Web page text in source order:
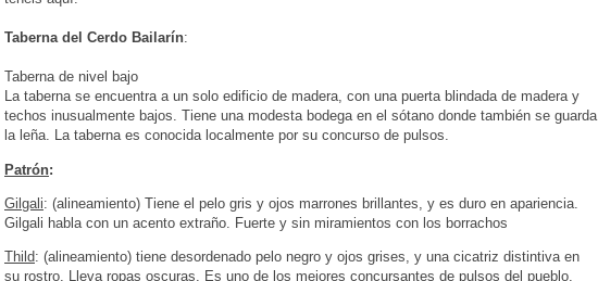
Taberna del Cerdo Bailarín:
Taberna de nivel bajo
La taberna se encuentra a un solo edificio de madera, con una puerta blindada de madera y
techos inusualmente bajos. Tiene una modesta bodega en el sótano donde también se guarda
la leña. La taberna es conocida localmente por su concurso de pulsos.
Patrón:
Gilgali: (alineamiento) Tiene el pelo gris y ojos marrones brillantes, y es duro en apariencia.
Gilgali habla con un acento extraño. Fuerte y sin miramientos con los borrachos
Thild: (alineamiento) tiene desordenado pelo negro y ojos grises, y una cicatriz distintiva en
su rostro. Lleva ropas oscuras. Es uno de los mejores concursantes de pulsos del pueblo.